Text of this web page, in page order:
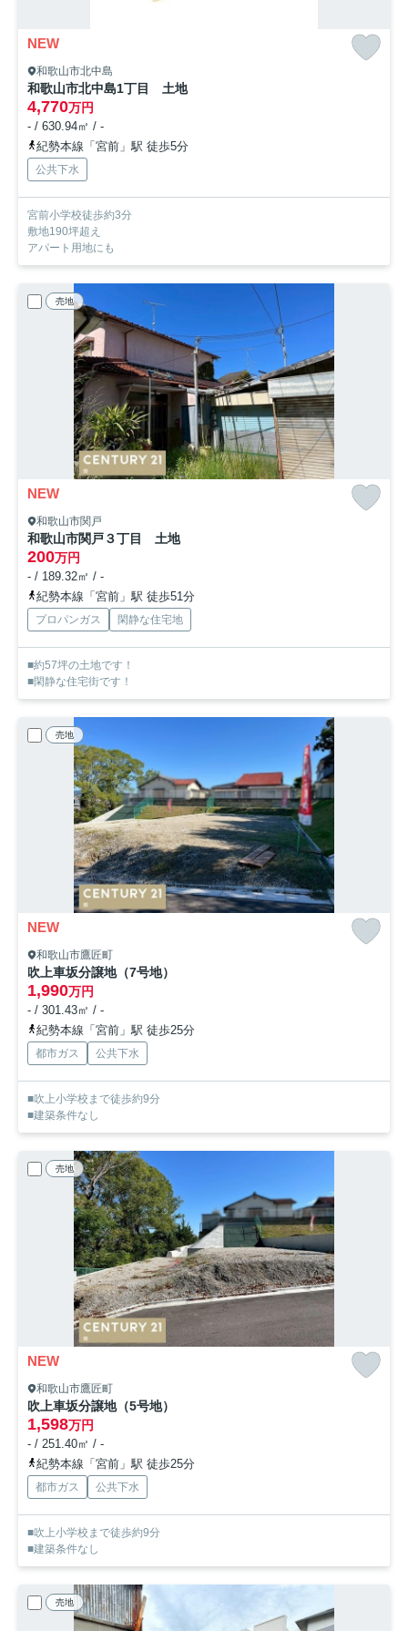
NEW
和歌山市北中島
和歌山市北中島1丁目 土地
4,770万円
- / 630.94㎡ / -
紀勢本線「宮前」駅 徒歩5分
公共下水
宮前小学校徒歩約3分
敷地190坪超え
アパート用地にも
売地
NEW
和歌山市関戸
和歌山市関戸３丁目 土地
200万円
- / 189.32㎡ / -
紀勢本線「宮前」駅 徒歩51分
プロパンガス 閑静な住宅地
■約57坪の土地です！
■閑静な住宅街です！
売地
NEW
和歌山市鷹匠町
吹上車坂分譲地（7号地）
1,990万円
- / 301.43㎡ / -
紀勢本線「宮前」駅 徒歩25分
都市ガス 公共下水
■吹上小学校まで徒歩約9分
■建築条件なし
売地
NEW
和歌山市鷹匠町
吹上車坂分譲地（5号地）
1,598万円
- / 251.40㎡ / -
紀勢本線「宮前」駅 徒歩25分
都市ガス 公共下水
■吹上小学校まで徒歩約9分
■建築条件なし
売地